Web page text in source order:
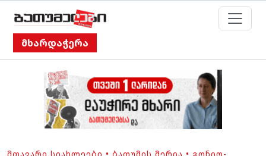
მხარდაჭერა